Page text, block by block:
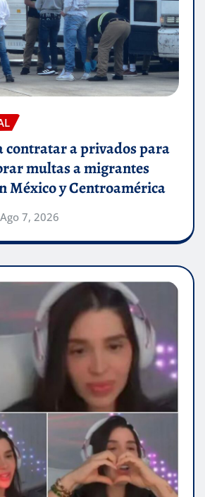
contratar a privados para
multas a migrantes
México y Centroamérica
Ago 7, 2026